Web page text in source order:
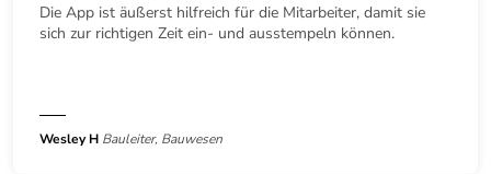
Die App ist äußerst hilfreich für die Mitarbeiter, damit sie
sich zur richtigen Zeit ein- und ausstempeln können.
Wesley H Bauleiter, Bauwesen